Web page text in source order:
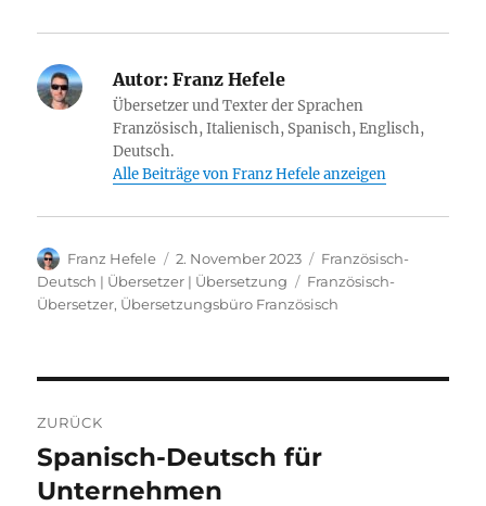
Autor: Franz Hefele
Übersetzer und Texter der Sprachen
Französisch, Italienisch, Spanisch, Englisch,
Deutsch.
Alle Beiträge von Franz Hefele anzeigen
Autor
Franz Hefele
Veröffentlicht
am
2. November 2023 Kategorien
Französisch-
Deutsch | Übersetzer | Übersetzung
Schlagwörter
Französisch-
Übersetzer, Übersetzungsbüro Französisch
ZURÜCK
Vorheriger
Beitrag:
Spanisch-Deutsch für
Unternehmen